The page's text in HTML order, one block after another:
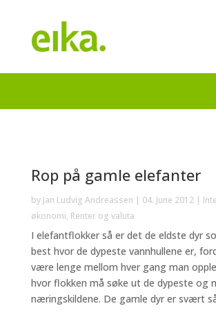
Rop på gamle elefanter
by Jan Ludvig Andreassen | 04. June 2012|
økonomi, Renter og valuta
I elefantflokker så er det de eldste dyr
best hvor de dypeste vannhullene er,
være lenge mellom hver gang man
hvor flokken må søke ut de dypeste og
næringskildene. De gamle dyr er svært